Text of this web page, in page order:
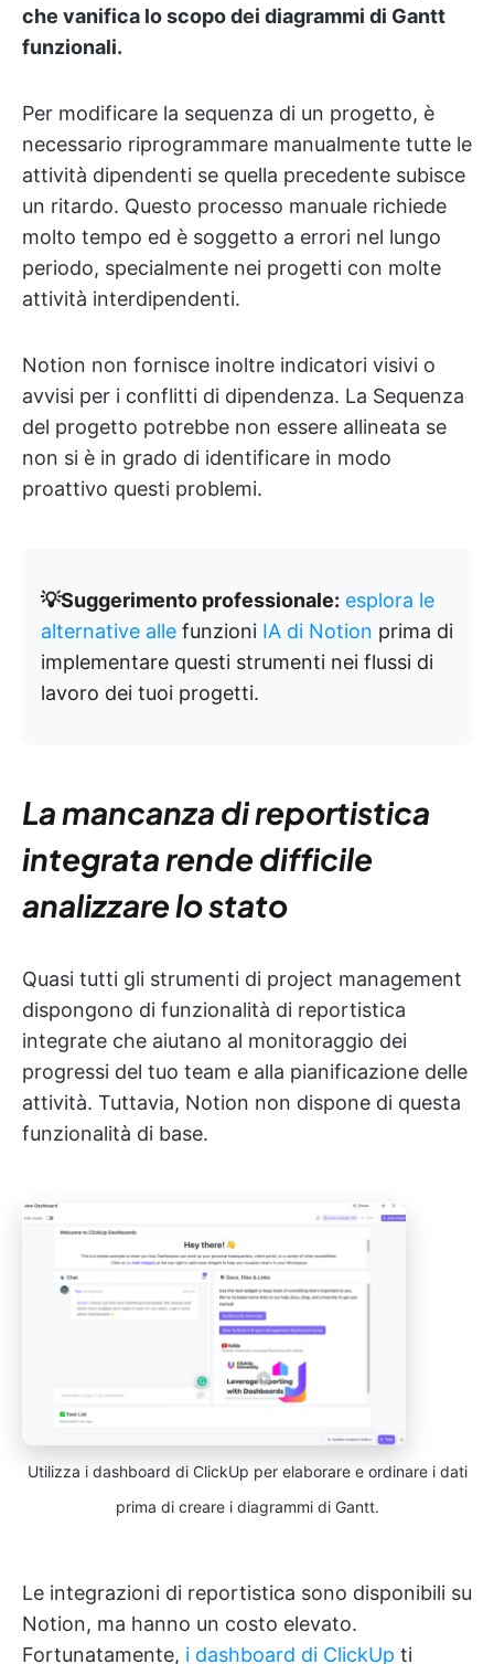
che vanifica lo scopo dei diagrammi di Gantt
funzionali.
Per modificare la sequenza di un progetto, è
necessario riprogrammare manualmente tutte le
attività dipendenti se quella precedente subisce
un ritardo. Questo processo manuale richiede
molto tempo ed è soggetto a errori nel lungo
periodo, specialmente nei progetti con molte
attività interdipendenti.
Notion non fornisce inoltre indicatori visivi o
avvisi per i conflitti di dipendenza. La Sequenza
del progetto potrebbe non essere allineata se
non si è in grado di identificare in modo
proattivo questi problemi.
💡Suggerimento professionale: esplora le
alternative alle funzioni IA di Notion prima di
implementare questi strumenti nei flussi di
lavoro dei tuoi progetti.
La mancanza di reportistica
integrata rende difficile
analizzare lo stato
Quasi tutti gli strumenti di project management
dispongono di funzionalità di reportistica
integrate che aiutano al monitoraggio dei
progressi del tuo team e alla pianificazione delle
attività. Tuttavia, Notion non dispone di questa
funzionalità di base.
Utilizza i dashboard di ClickUp per elaborare e ordinare i dati
prima di creare i diagrammi di Gantt.
Le integrazioni di reportistica sono disponibili su
Notion, ma hanno un costo elevato.
Fortunatamente, i dashboard di ClickUp ti